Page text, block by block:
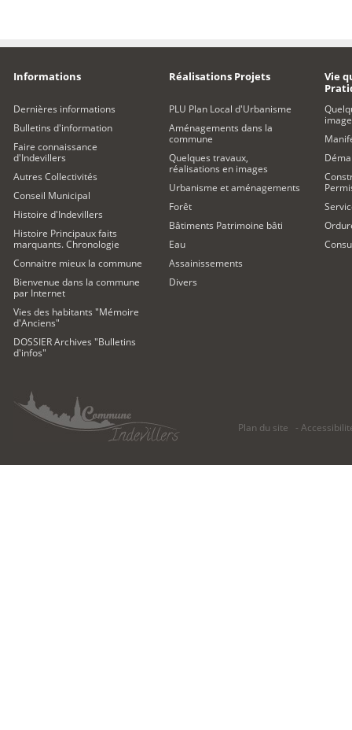
Informations
Dernières informations
Bulletins d'information
Faire connaissance
d'Indevillers
Autres Collectivités
Conseil Municipal
Histoire d'Indevillers
Histoire Principaux faits
marquants. Chronologie
Connaitre mieux la commune
Bienvenue dans la commune
par Internet
Vies des habitants "Mémoire
d'Anciens"
DOSSIER Archives "Bulletins
d'infos"
Réalisations Projets
PLU Plan Local d'Urbanisme
Aménagements dans la
commune
Quelques travaux,
réalisations en images
Urbanisme et aménagements
Forêt
Bâtiments Patrimoine bâti
Eau
Assainissements
Divers
Vie
Plan du site